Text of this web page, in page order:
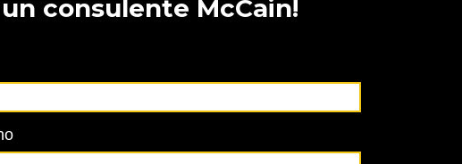
consulente McCain!